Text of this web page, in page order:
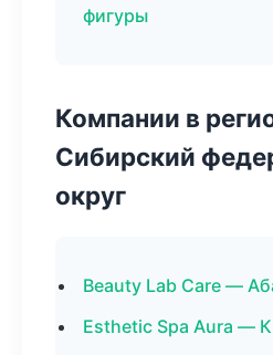
фигуры
Компании в
Сибирский
округ
Beauty Lab Care —
Esthetic Spa Aura —